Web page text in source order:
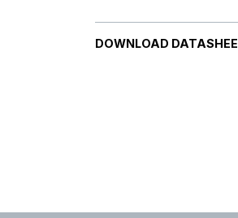
DOWNLOAD